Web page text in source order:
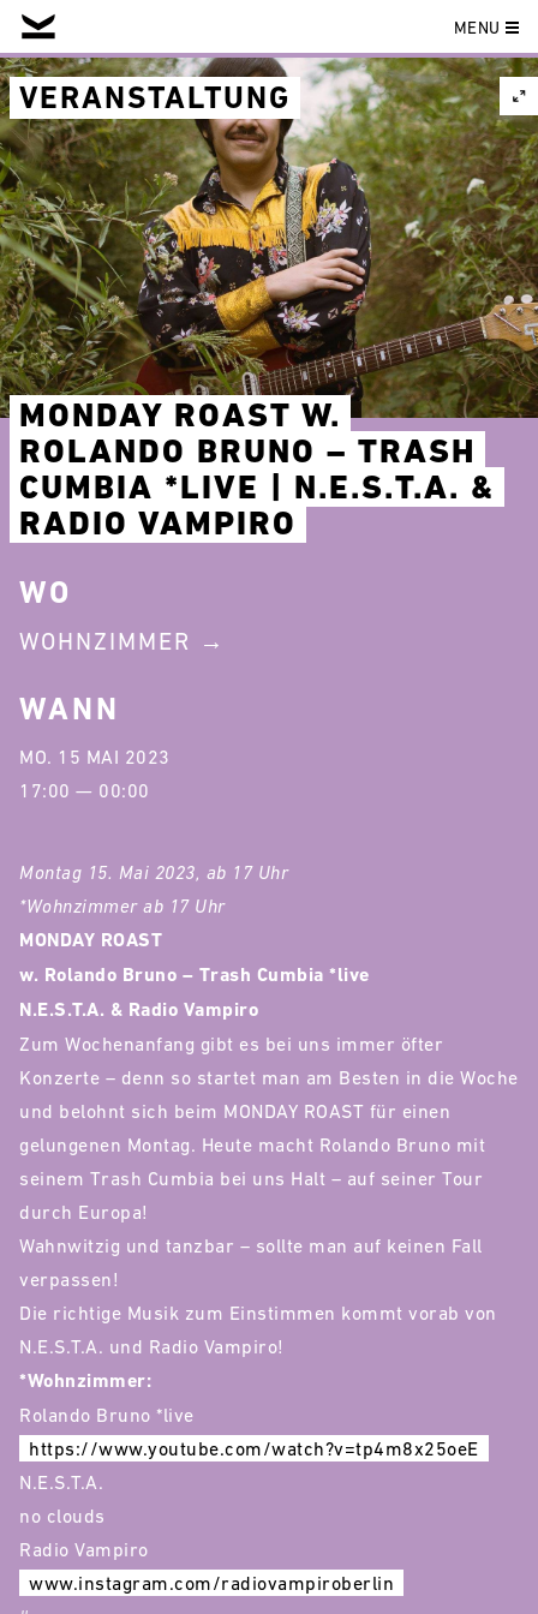
Skip
to
content
MENU
VERANSTALTUNG
MONDAY ROAST W.
ROLANDO BRUNO – TRASH
CUMBIA *LIVE | N.E.S.T.A. &
RADIO VAMPIRO
Montag 15. Mai 2023, ab 17 Uhr
*Wohnzimmer ab 17 Uhr
MONDAY ROAST
w. Rolando Bruno – Trash Cumbia *live
N.E.S.T.A. & Radio Vampiro
Zum Wochenanfang gibt es bei uns immer öfter
Konzerte – denn so startet man am Besten in die Woche
und belohnt sich beim MONDAY ROAST für einen
gelungenen Montag. Heute macht Rolando Bruno mit
seinem Trash Cumbia bei uns Halt – auf seiner Tour
durch Europa!
Wahnwitzig und tanzbar – sollte man auf keinen Fall
verpassen!
Die richtige Musik zum Einstimmen kommt vorab von
N.E.S.T.A. und Radio Vampiro!
*Wohnzimmer:
Rolando Bruno *live
https://www.youtube.com/watch?v=tp4m8x25oeE
N.E.S.T.A.
no clouds
Radio Vampiro
www.instagram.com/radiovampiroberlin
WO
WOHNZIMMER
WANN
MO. 15 MAI 2023
17:00 — 00:00